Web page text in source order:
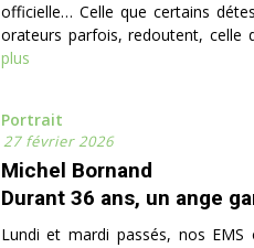
officielle… Celle que certains
orateurs parfois, redoutent, celle
plus
Portrait
27 février 2026
Michel Bornand
Durant 36 ans, un ange
Lundi et mardi passés, nos